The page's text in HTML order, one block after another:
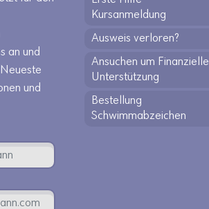
an und
und
Kursanmeldung
Ausweis verloren?
Ansuchen um Finanzielle
Unterstützung
Bestellung
Schwimmabzeichen